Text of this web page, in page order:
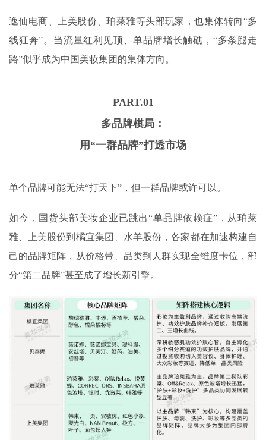
逸仙电商、上美股份、珀莱雅等头部玩家，也集体转向“多
线狂奔”。当流量红利见顶、单品牌增长触礁，“多条腿走
路”似乎成为中国美妆集团的集体方向。
PART.01
多品牌棋局：
用“一群品牌”打透市场
单个品牌可能无法“打天下”，但一群品牌或许可以。
如今，国货头部美妆企业已跳出“单品牌依赖症”，从珀莱
雅、上美股份到橘宜集团、水羊股份，各家都在加速构建自
己的品牌矩阵，从价格带、品类到人群实现全维度卡位，部
分“第二品牌”甚至成了增长新引擎。